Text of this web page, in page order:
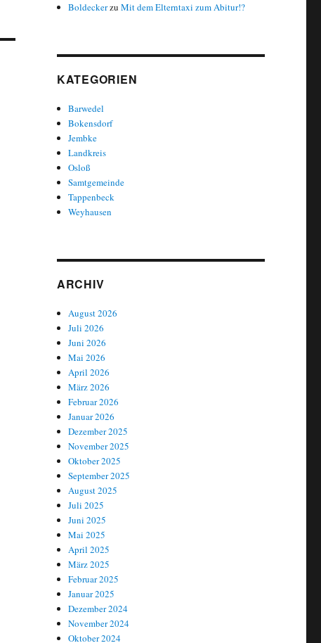
BoldeckerzuMit dem Elterntaxi zum Abitur!?
KATEGORIEN
Barwedel
Bokensdorf
Jembke
Landkreis
Osloß
Samtgemeinde
Tappenbeck
Weyhausen
ARCHIV
August 2026
Juli 2026
Juni 2026
Mai 2026
April 2026
März 2026
Februar 2026
Januar 2026
Dezember 2025
November 2025
Oktober 2025
September 2025
August 2025
Juli 2025
Juni 2025
Mai 2025
April 2025
März 2025
Februar 2025
Januar 2025
Dezember 2024
November 2024
Oktober 2024